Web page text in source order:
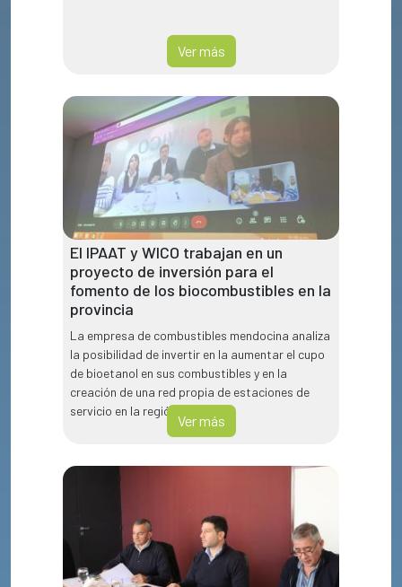
Ver más
El IPAAT y WICO trabajan en un
proyecto de inversión para el
fomento de los biocombustibles en la
provincia
La empresa de combustibles mendocina analiza
la posibilidad de invertir en la aumentar el cupo
de bioetanol en sus combustibles y en la
creación de una red propia de estaciones de
servicio en la región NOA.
Ver más